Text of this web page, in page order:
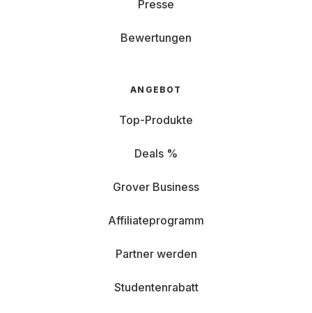
Presse
Bewertungen
ANGEBOT
Top-Produkte
Deals %
Grover Business
Affiliateprogramm
Partner werden
Studentenrabatt